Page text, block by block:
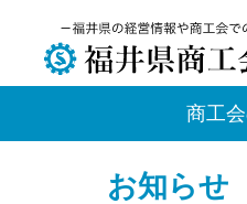
商工
お知らせ